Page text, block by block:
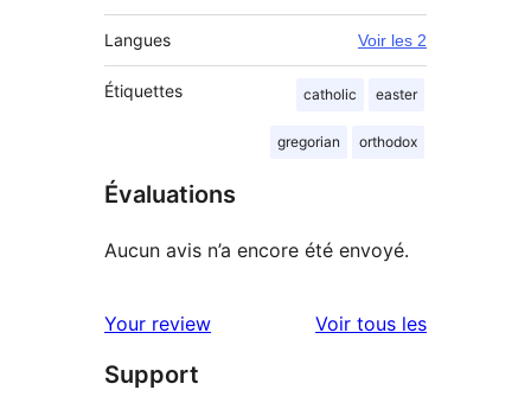
Langues Voir les 2
Étiquettes catholic easter
gregorian orthodox
Évaluations
Aucun avis n’a encore été envoyé.
Your review Voir tous lesavis
Support